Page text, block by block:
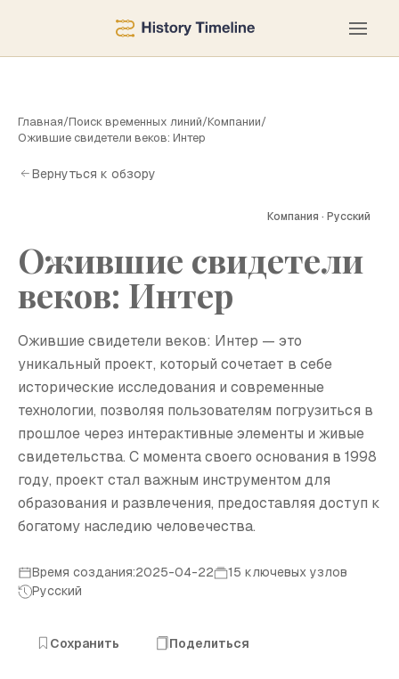
Главная/Поиск временных линий/Компании/
Ожившие свидетели веков: Интер
Вернуться к обзору
Компания · Русский
Ожившие свидетели
веков: Интер
Ожившие свидетели веков: Интер — это
уникальный проект, который сочетает в себе
исторические исследования и современные
технологии, позволяя пользователям погрузиться в
прошлое через интерактивные элементы и живые
свидетельства. С момента своего основания в 1998
году, проект стал важным инструментом для
образования и развлечения, предоставляя доступ к
богатому наследию человечества.
Время создания:2025-04-22
15 ключевых узлов
Русский
Сохранить Поделиться